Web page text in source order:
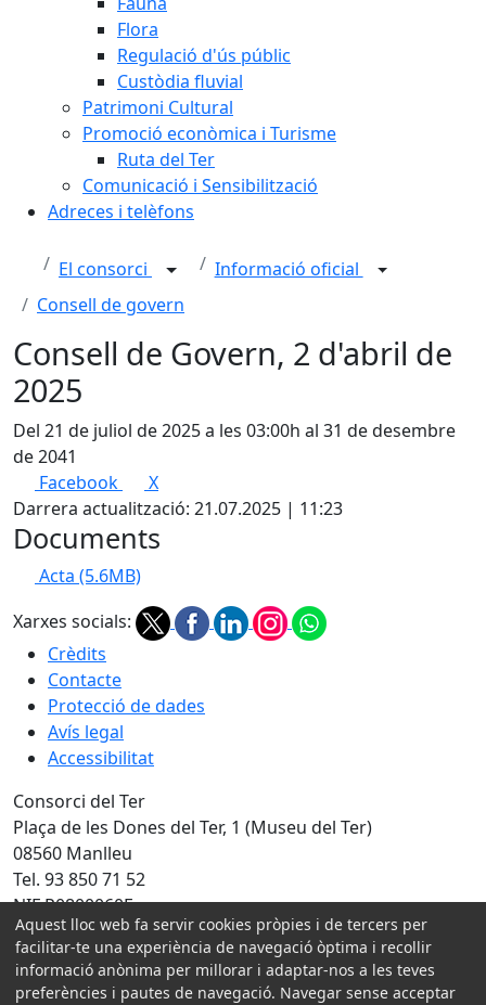
Flora
Regulació d'ús públic
Custòdia fluvial
Patrimoni Cultural
Promoció econòmica i Turisme
Ruta del Ter
Comunicació i Sensibilització
Adreces i telèfons
El consorci
Informació oficial
Consell de govern
Consell de Govern, 2 d'abril de
2025
Del 21 de juliol de 2025 a les 03:00h al 31 de desembre
de 2041
Facebook
X
Darrera actualització: 21.07.2025 | 11:23
Documents
Acta (5.6MB)
Xarxes socials:
Crèdits
Contacte
Protecció de dades
Avís legal
Accessibilitat
Consorci del Ter
Plaça de les Dones del Ter, 1 (Museu del Ter)
08560 Manlleu
Tel. 93 850 71 52
NIF P0800060F
Amb la col·laboració de:
Aquest lloc web fa servir cookies pròpies i de tercers per
facilitar-te una experiència de navegació òptima i recollir
informació anònima per millorar i adaptar-nos a les teves
preferències i pautes de navegació. Navegar sense acceptar